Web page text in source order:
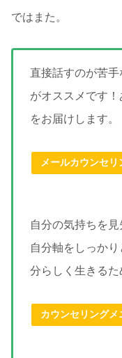
ではまた。
直接話すのが苦
がオススメです
をお届けします。
メールカウンセ
自分の気持ちを見
自分軸をしっか
分らしく生きるた
カウンセリング